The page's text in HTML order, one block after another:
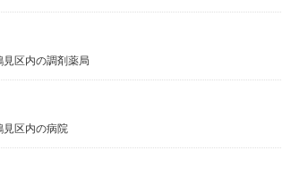
見区内の調剤薬局
見区内の病院